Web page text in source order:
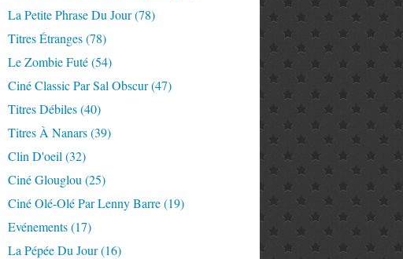
La Petite Phrase Du Jour(78)
Titres Étranges(78)
Le Zombie Futé(54)
Ciné Classic Par Sal Obscur(47)
Titres Débiles(40)
Titres À Nanars(39)
Clin D'oeil (32)
Ciné Glouglou (25)
Ciné Olé-Olé Par Lenny Barre(19)
Evénements(17)
La Pépée Du Jour(16)